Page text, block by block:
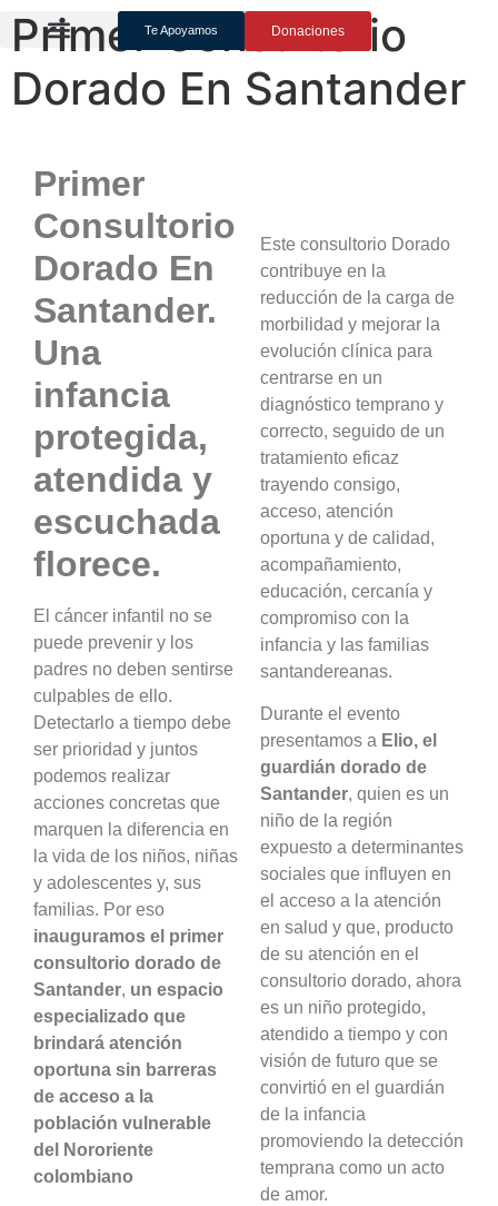
Te Apoyamos Donaciones
Primer Consultorio
Dorado En Santander
Primer
Consultorio
Dorado En
Santander.
Una
infancia
protegida,
atendida y
escuchada
florece.
El cáncer infantil no se
puede prevenir y los
padres no deben sentirse
culpables de ello.
Detectarlo a tiempo debe
ser prioridad y juntos
podemos realizar
acciones concretas que
marquen la diferencia en
la vida de los niños, niñas
y adolescentes y, sus
familias. Por eso
inauguramos el primer
consultorio dorado de
Santander, un espacio
especializado que
brindará atención
oportuna sin barreras
de acceso a la
población vulnerable
del Nororiente
colombiano
Este consultorio Dorado
contribuye en la
reducción de la carga de
morbilidad y mejorar la
evolución clínica para
centrarse en un
diagnóstico temprano y
correcto, seguido de un
tratamiento eficaz
trayendo consigo,
acceso, atención
oportuna y de calidad,
acompañamiento,
educación, cercanía y
compromiso con la
infancia y las familias
santandereanas.
Durante el evento
presentamos a Elio, el
guardián dorado de
Santander, quien es un
niño de la región
expuesto a determinantes
sociales que influyen en
el acceso a la atención
en salud y que, producto
de su atención en el
consultorio dorado, ahora
es un niño protegido,
atendido a tiempo y con
visión de futuro que se
convirtió en el guardián
de la infancia
promoviendo la detección
temprana como un acto
de amor.